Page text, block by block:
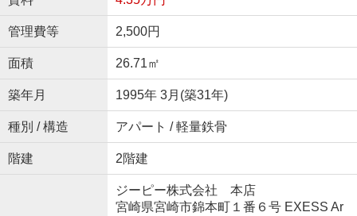
管理費等 2,500円
面積 26.71㎡
築年月 1995年 3月(築31年)
種別 / 構造 アパート / 軽量鉄骨
階建 2階建
ジーピー株式会社 本店
宮崎県宮崎市錦本町１番６号 EXESS Ar